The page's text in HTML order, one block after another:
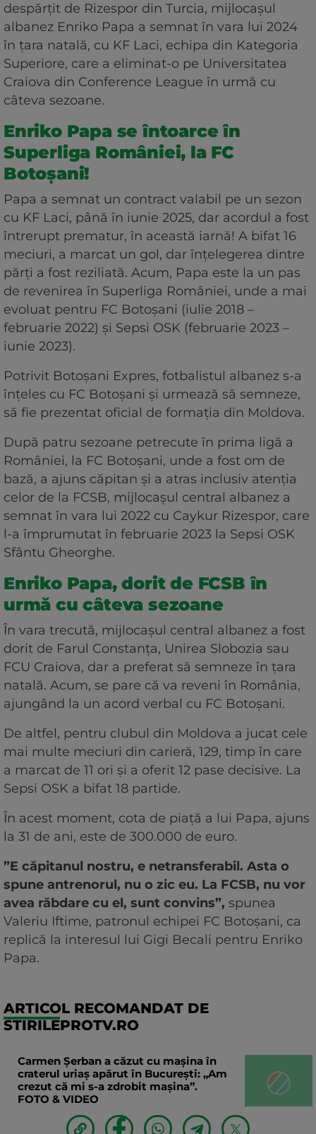
despărțit de Rizespor din Turcia, mijlocașul
albanez Enriko Papa a semnat în vara lui 2024
în țara natală, cu KF Laci, echipa din Kategoria
Superiore, care a eliminat-o pe Universitatea
Craiova din Conference League în urmă cu
câteva sezoane.
Enriko Papa se întoarce în
Superliga României, la FC
Botoșani!
Papa a semnat un contract valabil pe un sezon
cu KF Laci, până în iunie 2025, dar acordul a fost
întrerupt prematur, în această iarnă! A bifat 16
meciuri, a marcat un gol, dar înțelegerea dintre
părți a fost reziliată. Acum, Papa este la un pas
de revenirea în Superliga României, unde a mai
evoluat pentru FC Botoșani (iulie 2018 –
februarie 2022) și Sepsi OSK (februarie 2023 –
iunie 2023).
Potrivit Botoșani Expres, fotbalistul albanez s-a
înțeles cu FC Botoșani și urmează să semneze,
să fie prezentat oficial de formația din Moldova.
După patru sezoane petrecute în prima ligă a
României, la FC Botoșani, unde a fost om de
bază, a ajuns căpitan și a atras inclusiv atenția
celor de la FCSB, mijlocașul central albanez a
semnat în vara lui 2022 cu Caykur Rizespor, care
l-a împrumutat în februarie 2023 la Sepsi OSK
Sfântu Gheorghe.
Enriko Papa, dorit de FCSB în
urmă cu câteva sezoane
În vara trecută, mijlocașul central albanez a fost
dorit de Farul Constanța, Unirea Slobozia sau
FCU Craiova, dar a preferat să semneze în țara
natală. Acum, se pare că va reveni în România,
ajungând la un acord verbal cu FC Botoșani.
De altfel, pentru clubul din Moldova a jucat cele
mai multe meciuri din carieră, 129, timp în care
a marcat de 11 ori și a oferit 12 pase decisive. La
Sepsi OSK a bifat 18 partide.
În acest moment, cota de piață a lui Papa, ajuns
la 31 de ani, este de 300.000 de euro.
”E căpitanul nostru, e netransferabil. Asta o
spune antrenorul, nu o zic eu. La FCSB, nu vor
avea răbdare cu el, sunt convins”, spunea
Valeriu Iftime, patronul echipei FC Botoșani, ca
replică la interesul lui Gigi Becali pentru Enriko
Papa.
ARTICOL RECOMANDAT DE
STIRILEPROTV.RO
Carmen Șerban a căzut cu mașina în
craterul uriaș apărut în București: „Am
crezut că mi s-a zdrobit mașina”.
FOTO & VIDEO